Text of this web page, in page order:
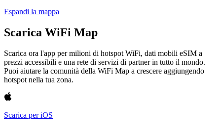
Espandi la mappa
Scarica WiFi Map
Scarica ora l'app per milioni di hotspot WiFi, dati mobili eSIM a
prezzi accessibili e una rete di servizi di partner in tutto il mondo.
Puoi aiutare la comunità della WiFi Map a crescere aggiungendo
hotspot nella tua zona.
Scarica per iOS